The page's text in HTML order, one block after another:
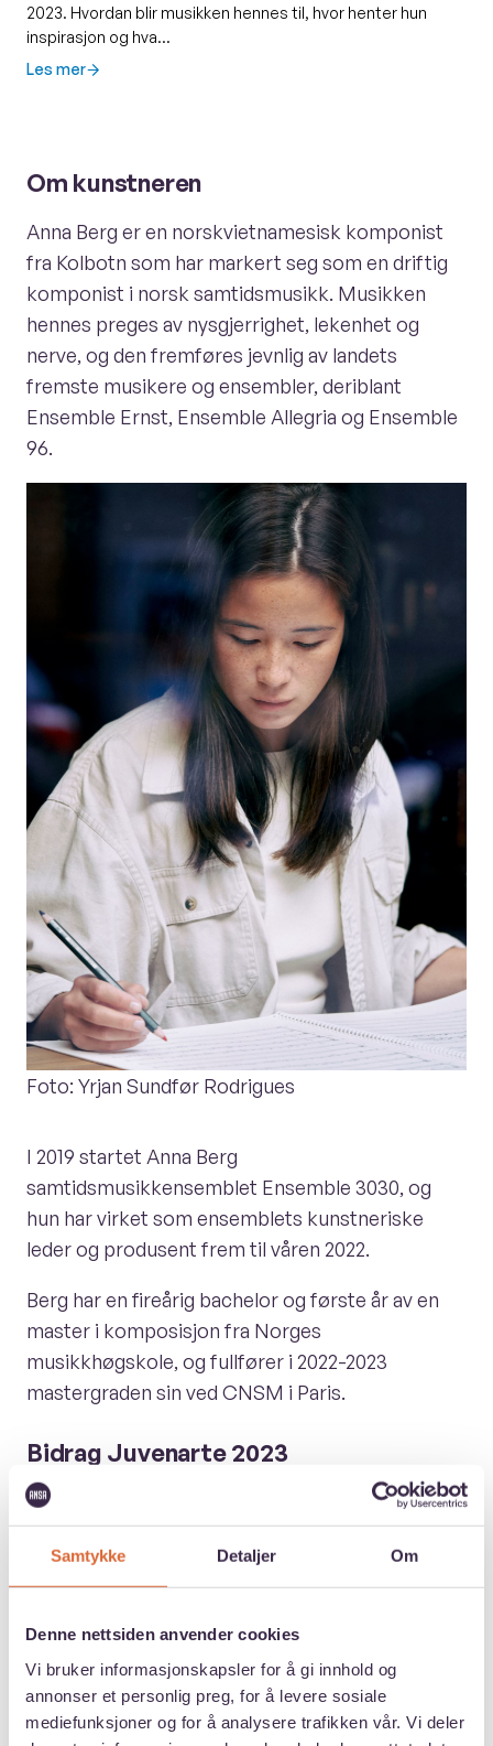
Samtykke Detaljer Om
Denne nettsiden anvender cookies
Vi bruker informasjonskapsler for å gi innhold og
annonser et personlig preg, for å levere sosiale
mediefunksjoner og for å analysere trafikken vår. Vi deler
2023. Hvordan blir musikken hennes til, hvor henter hun
inspirasjon og hva…
Les mer
Om kunstneren
Anna Berg er en norskvietnamesisk komponist
fra Kolbotn som har markert seg som en driftig
komponist i norsk samtidsmusikk. Musikken
hennes preges av nysgjerrighet, lekenhet og
nerve, og den fremføres jevnlig av landets
fremste musikere og ensembler, deriblant
Ensemble Ernst, Ensemble Allegria og Ensemble
96.
Foto: Yrjan Sundfør Rodrigues
I 2019 startet Anna Berg
samtidsmusikkensemblet Ensemble 3030, og
hun har virket som ensemblets kunstneriske
leder og produsent frem til våren 2022.
Berg har en fireårig bachelor og første år av en
master i komposisjon fra Norges
musikkhøgskole, og fullfører i 2022-2023
mastergraden sin ved CNSM i Paris.
Bidrag Juvenarte 2023
Dette innholdet lastes fra en tredjeparts
nettside, og ANSA kan ikke garantere for
hvilken informasjon som innhentes. Se
gjerne vår personvernserklæring for mer
Hvis du ønsker å se innholdet kan du endre
samtykket ditt og godta markedsføring.